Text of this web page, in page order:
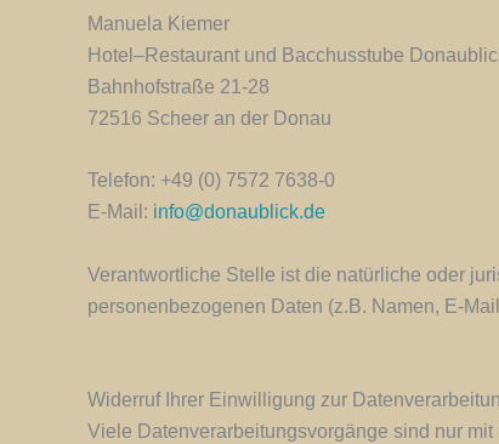
Manuela Kiemer
Hotel–Restaurant und Bacchusstube
Bahnhofstraße 21-28
72516 Scheer an der Donau
Telefon: +49 (0) 7572 7638-0
E-Mail: info@donaublick.de
Verantwortliche Stelle ist die natürliche oder
personenbezogenen Daten (z.B. Namen, E-
Widerruf Ihrer Einwilligung zur
Viele Datenverarbeitungsvorgänge sind nur